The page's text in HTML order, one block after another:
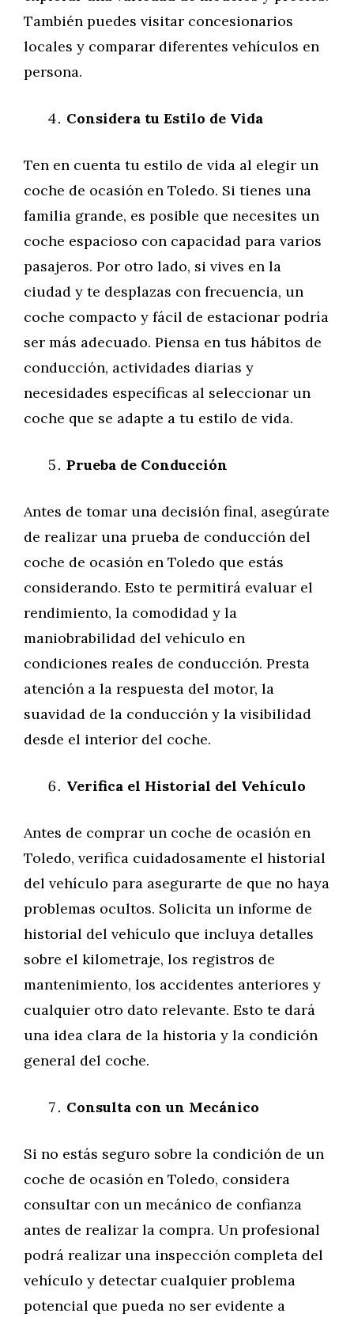
También puedes visitar concesionarios
locales y comparar diferentes vehículos en
persona.
Considera tu Estilo de Vida
Ten en cuenta tu estilo de vida al elegir un
coche de ocasión en Toledo. Si tienes una
familia grande, es posible que necesites un
coche espacioso con capacidad para varios
pasajeros. Por otro lado, si vives en la
ciudad y te desplazas con frecuencia, un
coche compacto y fácil de estacionar podría
ser más adecuado. Piensa en tus hábitos de
conducción, actividades diarias y
necesidades específicas al seleccionar un
coche que se adapte a tu estilo de vida.
Prueba de Conducción
Antes de tomar una decisión final, asegúrate
de realizar una prueba de conducción del
coche de ocasión en Toledo que estás
considerando. Esto te permitirá evaluar el
rendimiento, la comodidad y la
maniobrabilidad del vehículo en
condiciones reales de conducción. Presta
atención a la respuesta del motor, la
suavidad de la conducción y la visibilidad
desde el interior del coche.
Verifica el Historial del Vehículo
Antes de comprar un coche de ocasión en
Toledo, verifica cuidadosamente el historial
del vehículo para asegurarte de que no haya
problemas ocultos. Solicita un informe de
historial del vehículo que incluya detalles
sobre el kilometraje, los registros de
mantenimiento, los accidentes anteriores y
cualquier otro dato relevante. Esto te dará
una idea clara de la historia y la condición
general del coche.
Consulta con un Mecánico
Si no estás seguro sobre la condición de un
coche de ocasión en Toledo, considera
consultar con un mecánico de confianza
antes de realizar la compra. Un profesional
podrá realizar una inspección completa del
vehículo y detectar cualquier problema
potencial que pueda no ser evidente a